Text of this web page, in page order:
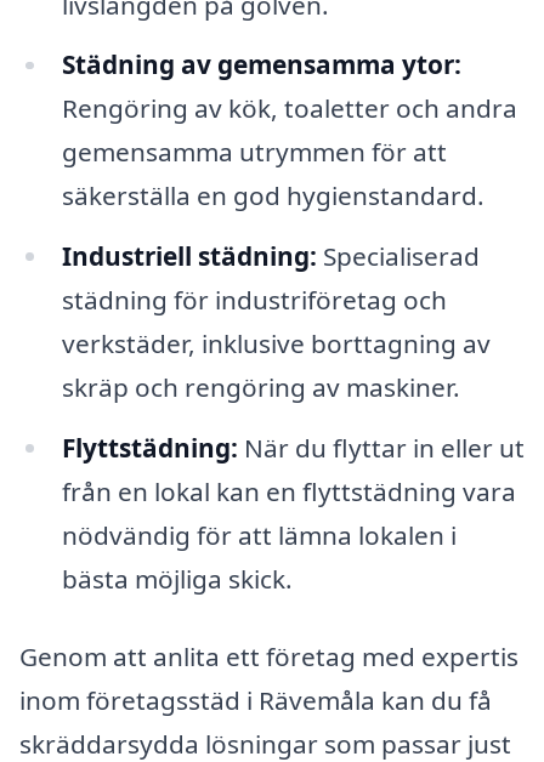
Städning av gemensamma ytor:
Rengöring av kök, toaletter och andra
gemensamma utrymmen för att
säkerställa en god hygienstandard.
Industriell städning: Specialiserad
städning för industriföretag och
verkstäder, inklusive borttagning av
skräp och rengöring av maskiner.
Flyttstädning: När du flyttar in eller ut
från en lokal kan en flyttstädning vara
nödvändig för att lämna lokalen i
bästa möjliga skick.
Genom att anlita ett företag med expertis
inom företagsstäd i Rävemåla kan du få
skräddarsydda lösningar som passar just